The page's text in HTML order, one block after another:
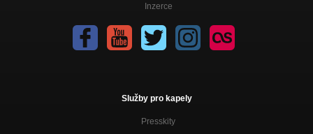
Inzerce
Služby pro kapely
Presskity